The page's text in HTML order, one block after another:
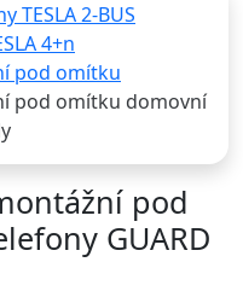
TESLA 2-BUS
4+n
pod omítku
pod omítku domovní
pod
GUARD